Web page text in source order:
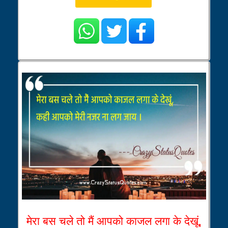
मेरा बस चले तो मैं आपको काजल लगा के देखूं,